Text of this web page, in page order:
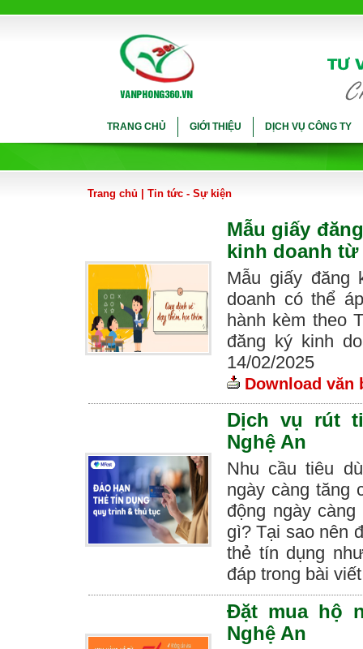
TRANG CHỦ GIỚI THIỆU DỊCH VỤ CÔNG TY
Trang chủ Tin tức - Sự kiện
Mẫu giấy
kinh doanh từ
Mẫu giấy đăng
doanh có thể
hành kèm theo
đăng ký kinh
14/02/2025
Download văn
Dịch vụ rút
Nghệ An
Nhu cầu tiêu
ngày càng tăng
động ngày
gì? Tại sao nên
thẻ tín dụng
đáp trong bài
Đặt mua hộ
Nghệ An